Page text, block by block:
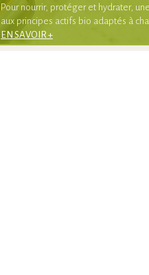
Pour nourrir, protéger et hydrater,
aux principes actifs bio adaptés à
EN SAVOIR +